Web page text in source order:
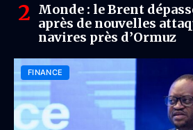
Monde : le Brent
après de nouvelles
navires près d’Ormuz
FINANCE